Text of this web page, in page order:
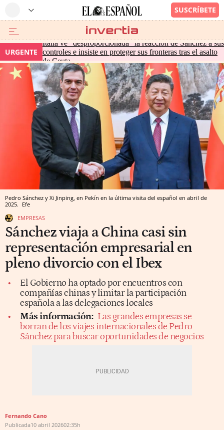
URGENTE
Italia ve "desproporcionada" la reacción de Sánchez a sus
controles e insiste en proteger sus fronteras tras el asalto
de Ceuta
Pedro Sánchez y Xi Jinping, en Pekín en la última visita del español en abril de
2025. Efe
EMPRESAS
Sánchez viaja a China casi sin
representación empresarial en
pleno divorcio con el Ibex
El Gobierno ha optado por encuentros con
compañías chinas y limitar la participación
española a las delegaciones locales
Más información: Las grandes empresas se
borran de los viajes internacionales de Pedro
Sánchez para buscar oportunidades de negocios
Fernando Cano
Publicada10 abril 202602:35h